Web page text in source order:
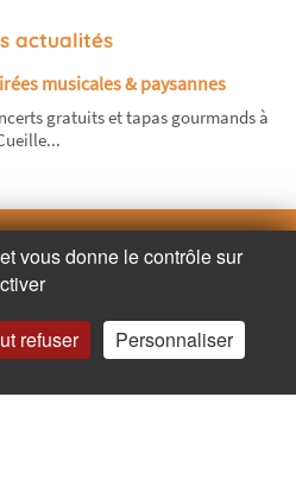
actualités
musicales & paysannes
gratuits et tapas gourmands à
Contactez nous
vous donne le contrôle sur
refuser Personnaliser